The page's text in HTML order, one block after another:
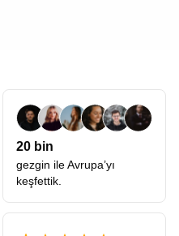
özel hizmet seçenekleri
20 bin
gezgin ile Avrupa’yı
keşfettik.